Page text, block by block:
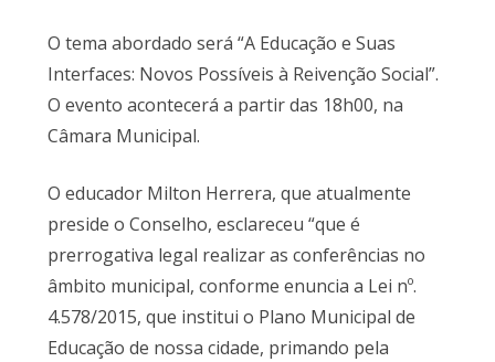
O tema abordado será “A Educação e Suas
Interfaces: Novos Possíveis à Reivenção Social”.
O evento acontecerá a partir das 18h00, na
Câmara Municipal.
O educador Milton Herrera, que atualmente
preside o Conselho, esclareceu “que é
prerrogativa legal realizar as conferências no
âmbito municipal, conforme enuncia a Lei nº.
4.578/2015, que institui o Plano Municipal de
Educação de nossa cidade, primando pela